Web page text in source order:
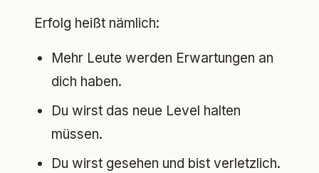
Erfolg heißt nämlich:
Mehr Leute werden Erwartungen an
dich haben.
Du wirst das neue Level halten
müssen.
Du wirst gesehen und bist verletzlich.